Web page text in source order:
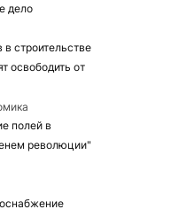
дело
строительстве
освободить от
полей в
революции"